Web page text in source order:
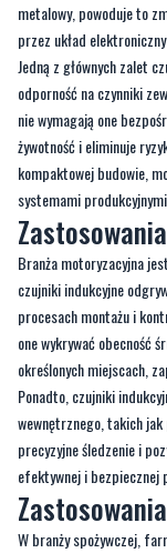
metalowy, powoduje to
przez układ
Jedną z głównych zalet
odporność na czynniki
nie wymagają one
żywotność i eliminuje
kompaktowej budowie,
systemami
Branża motoryzacyjna
czujniki indukcyjne
procesach montażu i
one wykrywać obecność
określonych miejscach,
Ponadto, czujniki
wewnętrznego, takich jak
precyzyjne śledzenie i
efektywnej i bezpiecznej
W branży spożywczej,